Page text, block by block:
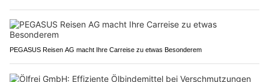
PEGASUS Reisen AG macht Ihre Carreise zu etwas Besonderem